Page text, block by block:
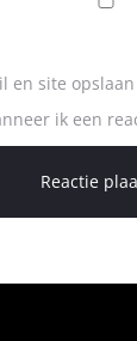
en site
ik een